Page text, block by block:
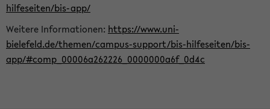
hilfeseiten/bis-app/
Weitere Informationen: https://www.uni-
bielefeld.de/themen/campus-support/bis-hilfeseiten/bis-
app/#comp_00006a262226_0000000a6f_0d4c